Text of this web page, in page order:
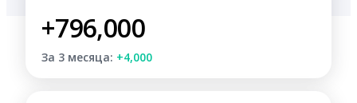
+796,000
За 3 месяца: +4,000